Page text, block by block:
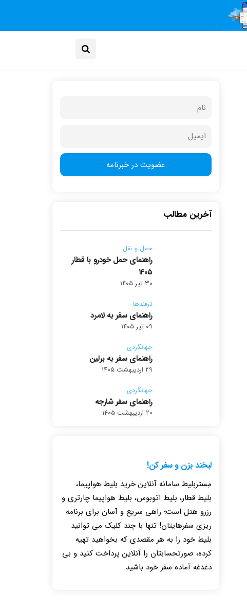
آخرین مطالب
حمل و نقل
راهنمای حمل خودرو با قطار
۱۴۰۵
۳۰ تیر ۱۴۰۵
ترفندها
راهنمای سفر به لامرد
۰۹ تیر ۱۴۰۵
جهانگردی
راهنمای سفر به برلین
۲۹ اردیبهشت ۱۴۰۵
جهانگردی
راهنمای سفر شارجه
۲۰ اردیبهشت ۱۴۰۵
لبخند بزن و سفر کن!
مِستربلیط سامانه آنلاین خرید بلیط هواپیما،
بلیط قطار، بلیط اتوبوس، بلیط هواپیما چارتری و
رزرو هتل است؛ راهی سریع و آسان برای برنامه
ریزی سفرهایتان! تنها با چند کلیک می توانید
بلیط خود را به هر مقصدی که بخواهید تهیه
کرده، صورتحسابتان را آنلاین پرداخت کنید و بی
دغدغه آماده سفر خود باشید